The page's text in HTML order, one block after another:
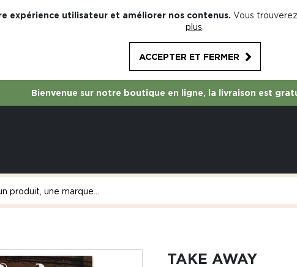
expérience utilisateur et améliorer nos contenus. Vous
plus
ACCEPTER ET FERMER
Bienvenue sur notre boutique en ligne, la livraison est
TAKE AWAY